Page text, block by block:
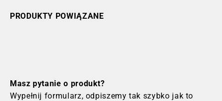
PRODUKTY POWIĄZANE
Masz pytanie o produkt?
Wypełnij formularz, odpiszemy tak szybko jak to